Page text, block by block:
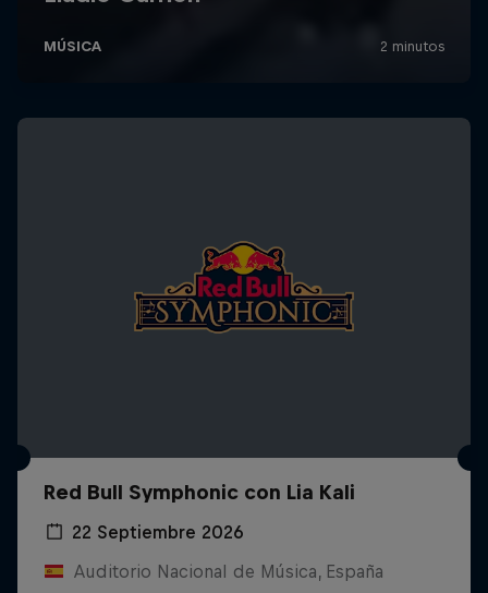
Red Bull Symphonic con Lia Kali
22 Septiembre 2026
Auditorio Nacional de Música, España